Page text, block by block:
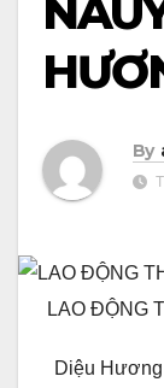
By
LAO ĐỘNG
Diệu